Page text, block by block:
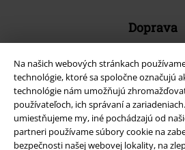
Na našich webových stránkach
technológie, ktoré sa spoločne označujú
technológie nám umožňujú
používateľoch, ich správaní a
umiestňujeme my, iné pochádzajú od
partneri používame súbory cookie na
bezpečnosti našej webovej lokality, na
Doprava
Nová aplikácia
Stiahnite si novú EMP aplikáciu
funkcie a